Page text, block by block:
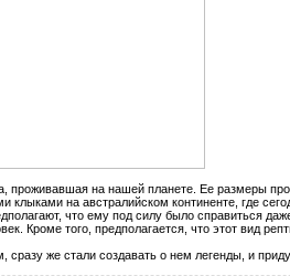
проживавшая на нашей планете. Ее размеры
на австралийском континенте, где
что ему под силу было справиться
Кроме того, предполагается, что этот вид
сразу же стали создавать о нем легенды, и